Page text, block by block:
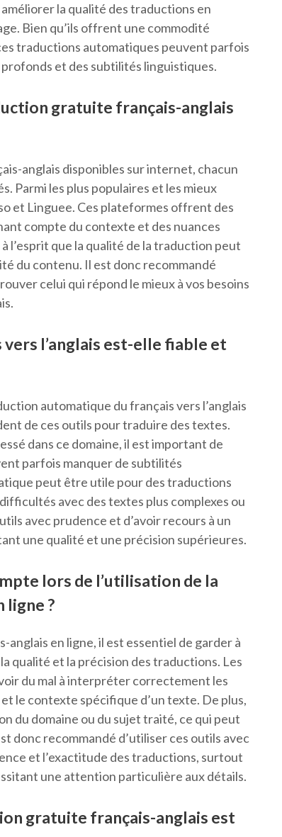
la qualité des traductions en
Bien qu’ils offrent une commodité
traductions automatiques peuvent parfois
et des subtilités linguistiques.
gratuite français-anglais
anglais disponibles sur internet, chacun
Parmi les plus populaires et les mieux
et Linguee. Ces plateformes offrent des
compte du contexte et des nuances
l’esprit que la qualité de la traduction peut
du contenu. Il est donc recommandé
celui qui répond le mieux à vos besoins
l’anglais est-elle fiable et
automatique du français vers l’anglais
de ces outils pour traduire des textes.
dans ce domaine, il est important de
parfois manquer de subtilités
peut être utile pour des traductions
avec des textes plus complexes ou
avec prudence et d’avoir recours à un
une qualité et une précision supérieures.
lors de l’utilisation de la
ligne ?
en ligne, il est essentiel de garder à
qualité et la précision des traductions. Les
du mal à interpréter correctement les
le contexte spécifique d’un texte. De plus,
du domaine ou du sujet traité, ce qui peut
donc recommandé d’utiliser ces outils avec
et l’exactitude des traductions, surtout
une attention particulière aux détails.
gratuite français-anglais est